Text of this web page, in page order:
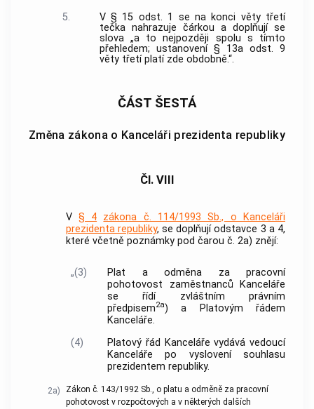
5.
V § 15 odst. 1 se na konci věty třetí
tečka nahrazuje čárkou a doplňují se
slova „a to nejpozději spolu s tímto
přehledem; ustanovení § 13a odst. 9
věty třetí platí zde obdobně.“.
ČÁST ŠESTÁ
Změna zákona o Kanceláři prezidenta republiky
Čl. VIII
V § 4 zákona č. 114/1993 Sb., o Kanceláři
prezidenta republiky, se doplňují odstavce 3 a 4,
které včetně poznámky pod čarou č. 2a) znějí:
„(3)
Plat a odměna za pracovní
pohotovost zaměstnanců Kanceláře
se řídí zvláštním právním
předpisem2a) a Platovým řádem
Kanceláře.
(4)
Platový řád Kanceláře vydává vedoucí
Kanceláře po vyslovení souhlasu
prezidentem republiky.
2a)
Zákon č. 143/1992 Sb., o platu a odměně za pracovní
pohotovost v rozpočtových a v některých dalších